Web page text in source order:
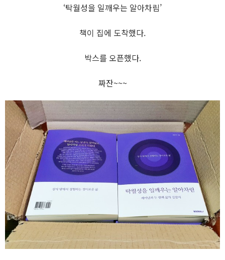
‘탁월성을 일깨우는 알아차림’
책이 집에 도착했다.
박스를 오픈했다.
짜잔~~~